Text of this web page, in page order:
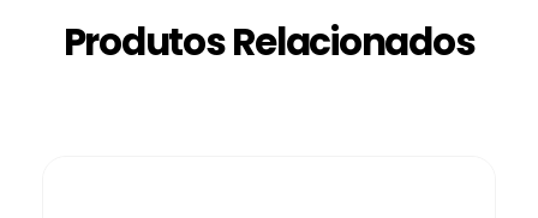
Produtos Relacionados